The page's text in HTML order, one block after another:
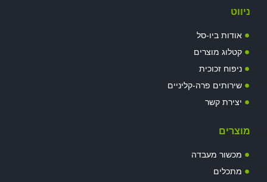
ניווט
אודות ביו-סל
קטלוג מוצרים
ניפוח זכוכית
שירותים פרה-קליניים
יצירת קשר
מוצרים
מכשור מעבדה
מתכלים